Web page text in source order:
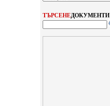
ТЪРСЕНЕДОКУМЕНТИ